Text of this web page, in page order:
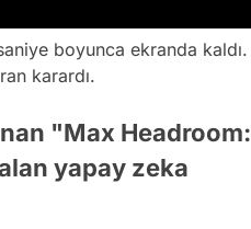
boyunca ekranda kaldı.
karardı.
"Max Headroom:
yapay zeka